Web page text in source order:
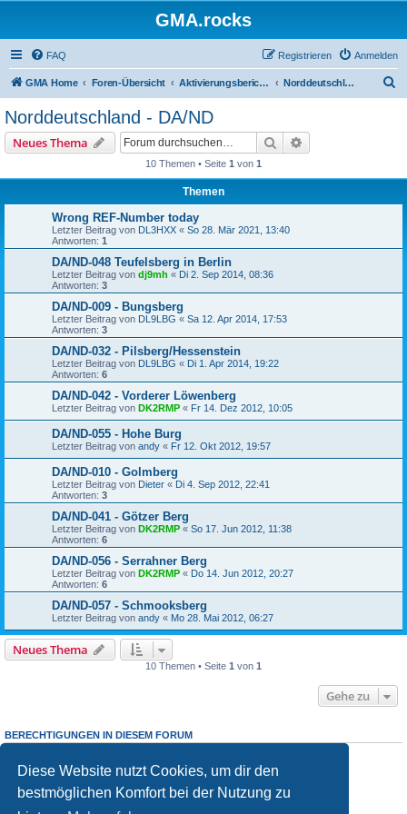
Diese Website nutzt Cookies, um dir den
bestmöglichen Komfort bei der Nutzung zu
GMA.rocks
FAQ Anmelden
Registrieren
GMA Home Foren-Übersicht Aktivierungsberichte / Activity Reports Norddeutschland - DA/ND
Norddeutschland - DA/ND
Neues Thema Suche
10 Themen • Seite 1 von 1
Themen
Wrong REF-Number today
Letzter Beitrag von DL3HXX « So 28. Mär 2021, 13:40
Antworten: 1
DA/ND-048 Teufelsberg in Berlin
Letzter Beitrag von dj9mh « Di 2. Sep 2014, 08:36
Antworten: 3
DA/ND-009 - Bungsberg
Letzter Beitrag von DL9LBG « Sa 12. Apr 2014, 17:53
Antworten: 3
DA/ND-032 - Pilsberg/Hessenstein
Letzter Beitrag von DL9LBG « Di 1. Apr 2014, 19:22
Antworten: 6
DA/ND-042 - Vorderer Löwenberg
Letzter Beitrag von DK2RMP « Fr 14. Dez 2012, 10:05
DA/ND-055 - Hohe Burg
Letzter Beitrag von andy « Fr 12. Okt 2012, 19:57
DA/ND-010 - Golmberg
Letzter Beitrag von Dieter « Di 4. Sep 2012, 22:41
Antworten: 3
DA/ND-041 - Götzer Berg
Letzter Beitrag von DK2RMP « So 17. Jun 2012, 11:38
Antworten: 6
DA/ND-056 - Serrahner Berg
Letzter Beitrag von DK2RMP « Do 14. Jun 2012, 20:27
Antworten: 6
DA/ND-057 - Schmooksberg
Letzter Beitrag von andy « Mo 28. Mai 2012, 06:27
Neues Thema
10 Themen • Seite 1 von 1
Gehe zu
BERECHTIGUNGEN IN DIESEM FORUM
Du darfst
keine Antworten zu Themen in diesem Forum erstellen.
Du darfst deine Beiträge in diesem Forumnichtändern.
Du darfst deine Beiträge in diesem Forum nicht löschen.
keine